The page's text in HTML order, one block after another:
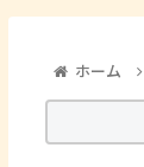
ホーム